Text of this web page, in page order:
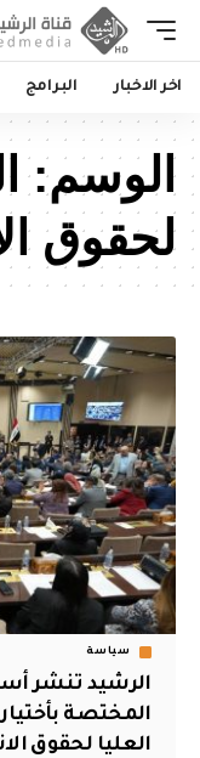
اخر الاخبار البرامج
الوسم:
لحقوق
سياسة
الرشيد تنشر
المختصة
العليا لحقوق